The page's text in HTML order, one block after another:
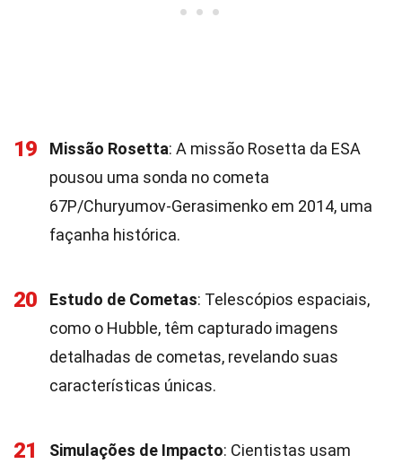
19 Missão Rosetta: A missão Rosetta da ESA
pousou uma sonda no cometa
67P/Churyumov-Gerasimenko em 2014, uma
façanha histórica.
20 Estudo de Cometas: Telescópios espaciais,
como o Hubble, têm capturado imagens
detalhadas de cometas, revelando suas
características únicas.
21 Simulações de Impacto: Cientistas usam